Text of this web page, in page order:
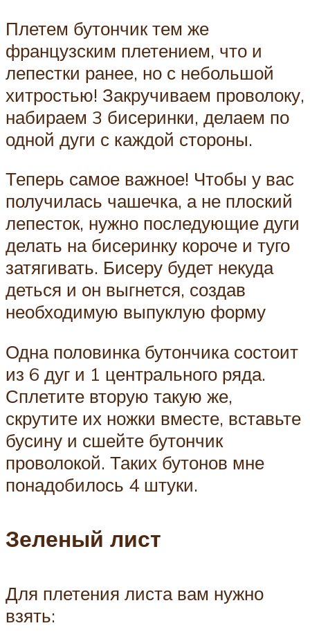
Плетем бутончик тем же
французским плетением, что и
лепестки ранее, но с небольшой
хитростью! Закручиваем проволоку,
набираем 3 бисеринки, делаем по
одной дуги с каждой стороны.
Теперь самое важное! Чтобы у вас
получилась чашечка, а не плоский
лепесток, нужно последующие дуги
делать на бисеринку короче и туго
затягивать. Бисеру будет некуда
деться и он выгнется, создав
необходимую выпуклую форму
Одна половинка бутончика состоит
из 6 дуг и 1 центрального ряда.
Сплетите вторую такую же,
скрутите их ножки вместе, вставьте
бусину и сшейте бутончик
проволокой. Таких бутонов мне
понадобилось 4 штуки.
Зеленый лист
Для плетения листа вам нужно
взять: